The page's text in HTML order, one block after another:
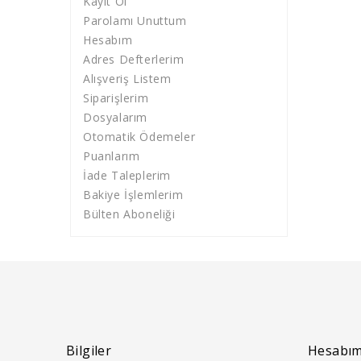
Parolamı Unuttum
Hesabım
Adres Defterlerim
Alışveriş Listem
Siparişlerim
Dosyalarım
Otomatik Ödemeler
Puanlarım
İade Taleplerim
Bakiye İşlemlerim
Bülten Aboneliği
Bilgiler